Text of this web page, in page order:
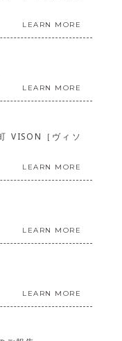
LEARN MORE
LEARN MORE
VISON［ヴィソ
LEARN MORE
LEARN MORE
LEARN MORE